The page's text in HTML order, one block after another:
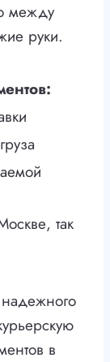
между
руки.
так
в